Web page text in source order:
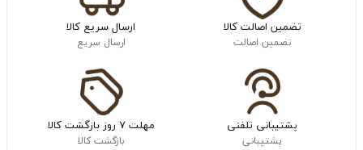
تضمین اصالت کالا
تضمین اصالت
ارسال سریع کالا
ارسال سریع
پشتیبانی تلفنی
پشتیبانی
مهلت ۷ روز بازگشت کالا
بازگشت کالا